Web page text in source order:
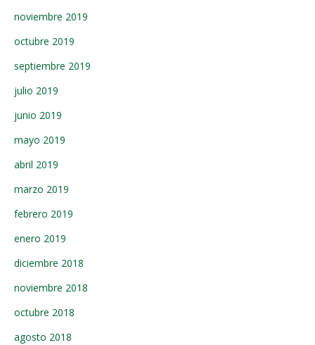
noviembre 2019
octubre 2019
septiembre 2019
julio 2019
junio 2019
mayo 2019
abril 2019
marzo 2019
febrero 2019
enero 2019
diciembre 2018
noviembre 2018
octubre 2018
agosto 2018